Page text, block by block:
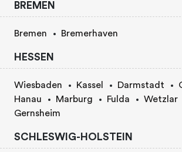
BREMEN
Bremen Bremerhaven
HESSEN
Wiesbaden Kassel Darmstadt
Hanau
Marburg Fulda Wetzlar
Gernsheim
SCHLESWIG-HOLSTEIN